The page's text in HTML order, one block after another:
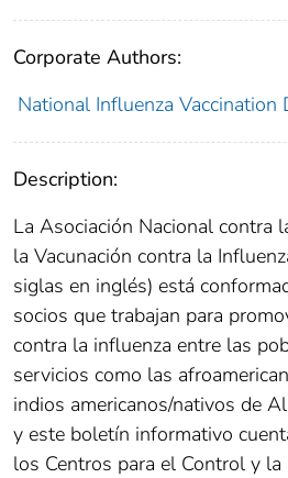
Corporate Authors:
National Influenza Vaccination
Description:
La Asociación Nacional contra
la Vacunación contra la
siglas en inglés) está
socios que trabajan para
contra la influenza entre las
servicios como las
indios americanos/nativos de
y este boletín informativo
los Centros para el Control y la